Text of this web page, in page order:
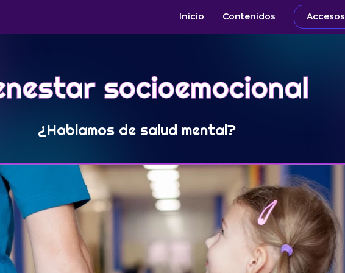
Inicio Contenidos Accesos
socioemocional
¿Hablamos de salud mental?